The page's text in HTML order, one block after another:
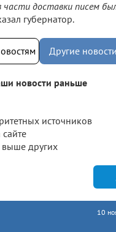
части доставки писем
губернатор.
Другие
новости раньше
источников
выше других
10